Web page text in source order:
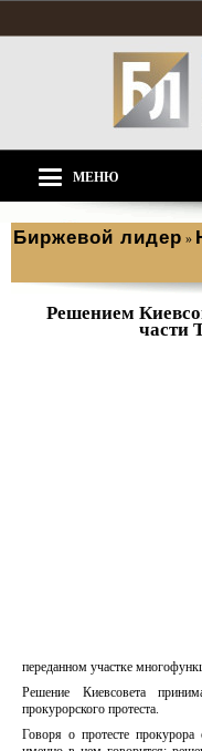
МЕНЮ
Биржевой лидер »
Решением
части
переданном участке
Решение Киевсовета
прокурорского протеста.
Говоря о протесте